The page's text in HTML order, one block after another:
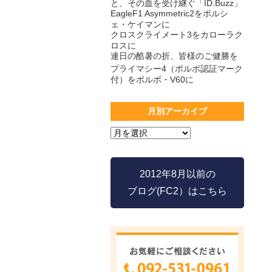
と、その血を受け継ぐ「ID.Buzz」
EagleF1 Asymmetric2をポルシ
ェ・ケイマンに
クロスクライメート3をカローラク
ロスに
連日の酷暑の折、皆様のご健勝を
プライマシー4（ボルボ認証マーク
付）をボルボ・V60に
月別アーカイブ
2012年8月以前の
ブログ(FC2）はこちら